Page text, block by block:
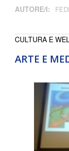
AUTORE/I:
ARTE E
CULTURA E